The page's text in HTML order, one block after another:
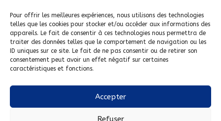
Pour offrir les meilleures expériences, nous utilisons des technologies
telles que les cookies pour stocker et/ou accéder aux informations des
appareils. Le fait de consentir à ces technologies nous permettra de
traiter des données telles que le comportement de navigation ou les
ID uniques sur ce site. Le fait de ne pas consentir ou de retirer son
consentement peut avoir un effet négatif sur certaines
caractéristiques et fonctions.
Accepter
Refuser
Trouvez-nous près de chez vous !
Mentions légales
Conditions générales de vente
Politique de confidentialité